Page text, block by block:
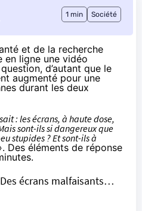
1 min Société
et de la recherche
en ligne une vidéo
d’autant que le
augmenté pour une
durant les deux
: les écrans, à haute dose,
sont-ils si dangereux que
stupides ? Et sont-ils à
Des éléments de réponse
écrans malfaisants…